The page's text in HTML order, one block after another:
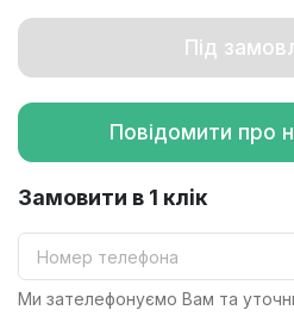
Під
Повідомити про
Замовити в 1 клік
Ми зателефонуємо Вам та